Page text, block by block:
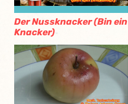
Der Nussknacker (Bin ein
Knacker)